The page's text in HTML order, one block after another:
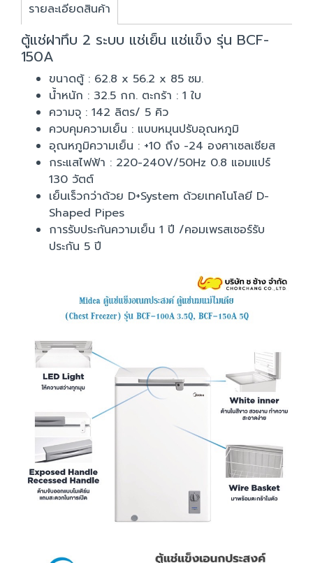
รายละเอียดสินค้า
ตู้แช่ฝาทึบ 2 ระบบ แช่เย็น แช่แข็ง รุ่น BCF-
150A
ขนาดตู้ : 62.8 x 56.2 x 85 ซม.
น้ำหนัก : 32.5 กก. ตะกร้า : 1 ใบ
ความจุ : 142 ลิตร/ 5 คิว
ควบคุมความเย็น : แบบหมุนปรับอุณหภูมิ
อุณหภูมิความเย็น : +10 ถึง -24 องศาเซลเซียส
กระแสไฟฟ้า : 220-240V/50Hz 0.8 แอมแปร์
130 วัตต์
เย็นเร็วกว่าด้วย D+System ด้วยเทคโนโลยี D-
Shaped Pipes
การรับประกันความเย็น 1 ปี /คอมเพรสเซอร์รับ
ประกัน 5 ปี